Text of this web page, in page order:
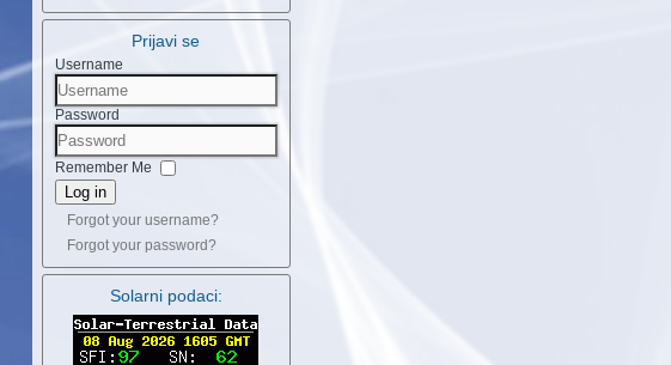
Prijavi se
Username
Password
Remember Me
Log in
Forgot your username?
Forgot your password?
Solarni podaci: